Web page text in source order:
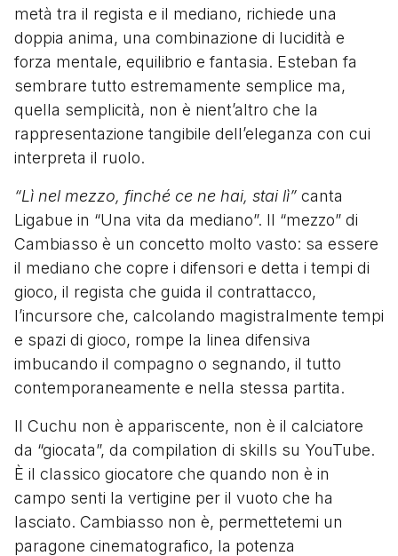
metà tra il regista e il mediano, richiede una
doppia anima, una combinazione di lucidità e
forza mentale, equilibrio e fantasia. Esteban fa
sembrare tutto estremamente semplice ma,
quella semplicità, non è nient’altro che la
rappresentazione tangibile dell’eleganza con cui
interpreta il ruolo.
“Lì nel mezzo, finché ce ne hai, stai lì” canta
Ligabue in “Una vita da mediano”. Il “mezzo” di
Cambiasso è un concetto molto vasto: sa essere
il mediano che copre i difensori e detta i tempi di
gioco, il regista che guida il contrattacco,
l’incursore che, calcolando magistralmente tempi
e spazi di gioco, rompe la linea difensiva
imbucando il compagno o segnando, il tutto
contemporaneamente e nella stessa partita.
Il Cuchu non è appariscente, non è il calciatore
da “giocata”, da compilation di skills su YouTube.
È il classico giocatore che quando non è in
campo senti la vertigine per il vuoto che ha
lasciato. Cambiasso non è, permettetemi un
paragone cinematografico, la potenza